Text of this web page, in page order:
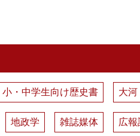
小・中学生向け歴史書 大河
地政学 雑誌媒体 広報